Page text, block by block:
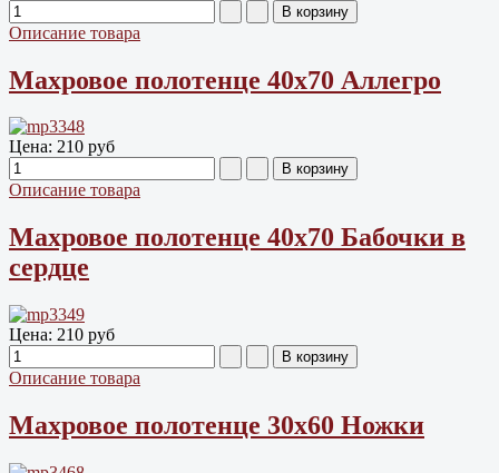
Описание товара
Махровое полотенце 40х70 Аллегро
Цена: 210 руб
Описание товара
Махровое полотенце 40х70 Бабочки в
сердце
Цена: 210 руб
Описание товара
Махровое полотенце 30х60 Ножки